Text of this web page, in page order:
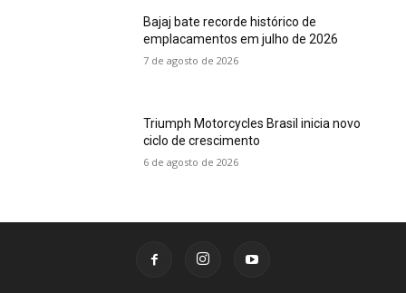
Bajaj bate recorde histórico de
emplacamentos em julho de 2026
7 de agosto de 2026
Triumph Motorcycles Brasil inicia novo
ciclo de crescimento
6 de agosto de 2026